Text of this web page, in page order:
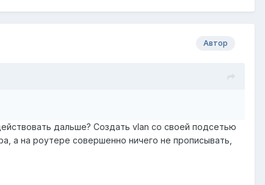
Автор
дальше? Создать vlan со своей подсетью
а на роутере совершенно ничего не прописывать,